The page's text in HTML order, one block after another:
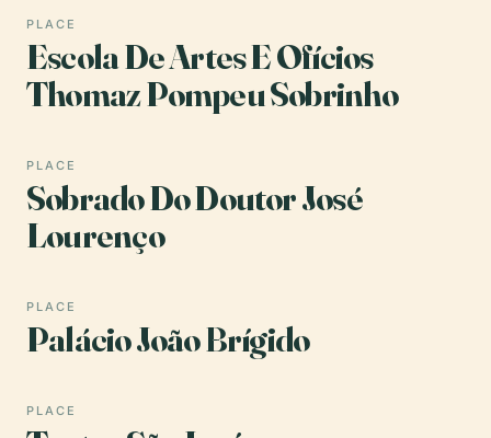
PLACE
Escola De Artes E Ofícios
Thomaz Pompeu Sobrinho
PLACE
Sobrado Do Doutor José
Lourenço
PLACE
Palácio João Brígido
PLACE